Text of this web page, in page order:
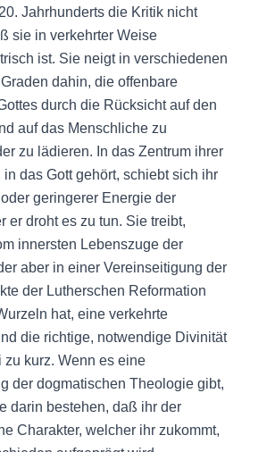
Jahrhunderts die Kritik nicht
sie in verkehrter Weise
ist. Sie neigt in verschiedenen
dahin, die offenbare
durch die Rücksicht auf den
auf das Menschliche zu
zu lädieren. In das Zentrum ihrer
in das Gott gehört, schiebt sich ihr
geringerer Energie der
er droht es zu tun. Sie treibt,
innersten Lebenszuge der
aber in einer Vereinseitigung der
der Lutherschen Reformation
hat, eine verkehrte
die richtige, notwendige Divinität
zu kurz. Wenn es eine
der dogmatischen Theologie gibt,
darin bestehen, daß ihr der
Charakter, welcher ihr zukommt,